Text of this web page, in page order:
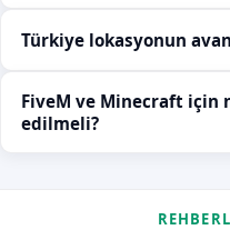
Türkiye lokasyonun
FiveM ve Minecraft için
edilmeli?